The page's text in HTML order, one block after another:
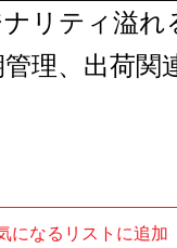
リティ溢れ
理、出荷関
になるリストに追加